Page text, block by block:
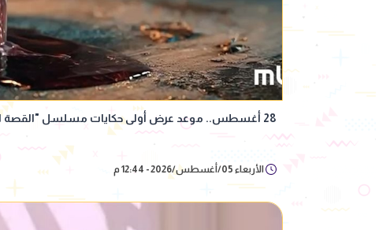
28 أغسطس.. موعد عرض أولى حكايات مسلسل "القصة الكاملة" عبر شاهد
الأربعاء 05/أغسطس/2026 - 12:44 م